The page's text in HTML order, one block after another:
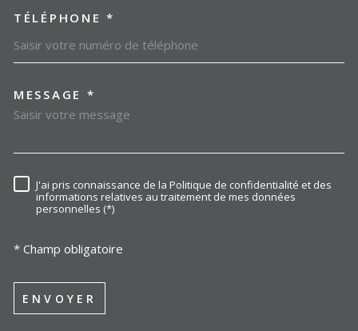
TÉLÉPHONE *
MESSAGE *
RÈGLEMENTATION
J'ai pris connaissance de la Politique de confidentialité et des
informations relatives au traitement de mes données
personnelles (*)
* Champ obligatoire
ENVOYER